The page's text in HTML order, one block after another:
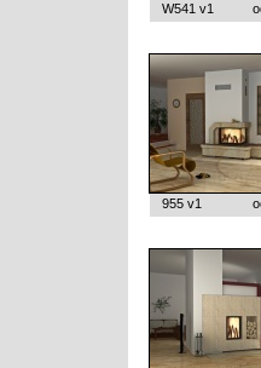
W541 v1
955 v1